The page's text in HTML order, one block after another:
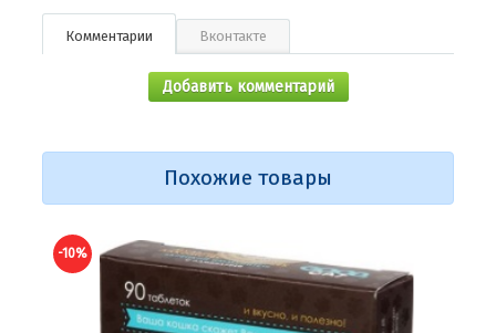
Комментарии Вконтакте
Добавить комментарий
Похожие товары
-10%